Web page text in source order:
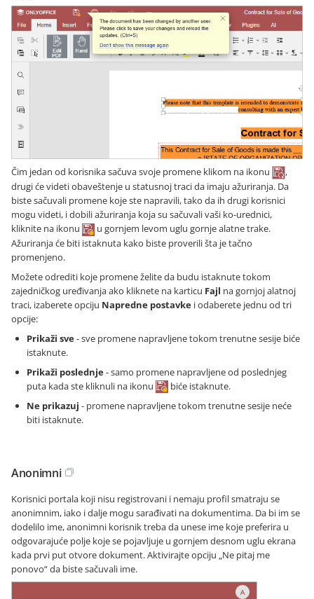
Čim jedan od korisnika sačuva svoje promene klikom na ikonu
,
drugi će videti obaveštenje u statusnoj traci da imaju ažuriranja. Da
biste sačuvali promene koje ste napravili, tako da ih drugi korisnici
mogu videti, i dobili ažuriranja koja su sačuvali vaši ko-urednici,
kliknite na ikonu
u gornjem levom uglu gornje alatne trake.
Ažuriranja će biti istaknuta kako biste proverili šta je tačno
promenjeno.
Možete odrediti koje promene želite da budu istaknute tokom
zajedničkog uređivanja ako kliknete na karticu Fajl na gornjoj alatnoj
traci, izaberete opciju Napredne postavke i odaberete jednu od tri
opcije:
Prikaži sve- sve promene napravljene tokom trenutne sesije biće
istaknute.
Prikaži poslednje- samo promene napravljene od poslednjeg
puta kada ste kliknuli na ikonu
biće istaknute.
Ne prikazuj - promene napravljene tokom trenutne sesije neće
biti istaknute.
Anonimni
Korisnici portala koji nisu registrovani i nemaju profil smatraju se
anonimnim, iako i dalje mogu sarađivati na dokumentima. Da bi im se
dodelilo ime, anonimni korisnik treba da unese ime koje preferira u
odgovarajuće polje koje se pojavljuje u gornjem desnom uglu ekrana
kada prvi put otvore dokument. Aktivirajte opciju „Ne pitaj me
ponovo“ da biste sačuvali ime.